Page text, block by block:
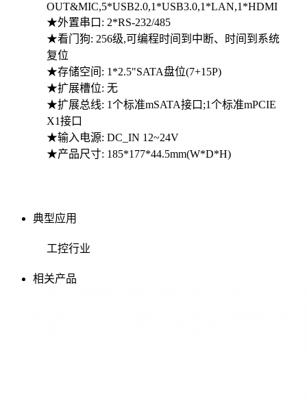
OUT&MIC,5*USB2.0,1*USB3.0,1*LAN,1*HDMI
★外置串口: 2*RS-232/485
★看门狗: 256级,可编程时间到中断、时间到系统
复位
★存储空间: 1*2.5"SATA盘位(7+15P)
★扩展槽位: 无
★扩展总线: 1个标准mSATA接口;1个标准mPCIE
X1接口
★输入电源: DC_IN 12~24V
★产品尺寸: 185*177*44.5mm(W*D*H)
典型应用
工控行业
相关产品